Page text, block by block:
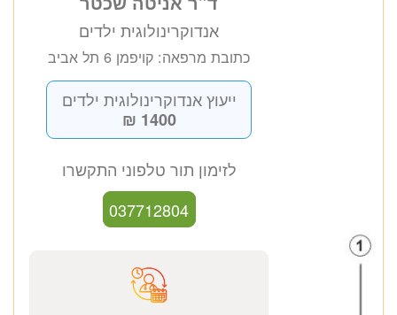
ד”ר אניטה שכטר
אנדוקרינולוגית ילדים
כתובת מרפאה: קויפמן 6 תל אביב
1400 ₪